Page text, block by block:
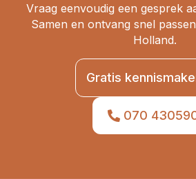
Vraag eenvoudig een gesprek
Samen en ontvang snel
Holland.
Gratis
070